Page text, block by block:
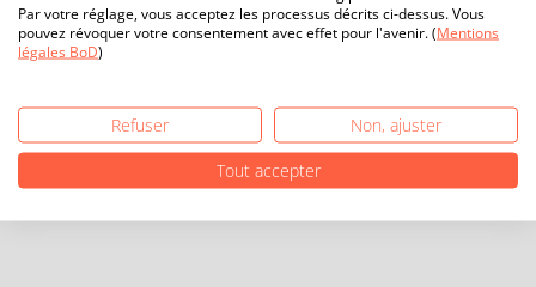
Par votre réglage, vous acceptez les processus décrits ci-dessus. Vous
pouvez révoquer votre consentement avec effet pour l'avenir. (Mentions
légales BoD)
Refuser
Non, ajuster
Tout accepter